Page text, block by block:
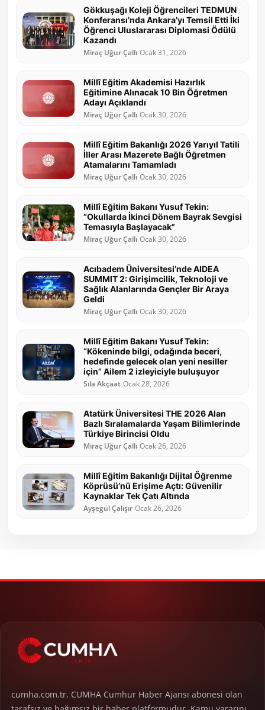
Gökkuşağı Koleji Öğrencileri TEDMUN
Konferansı’nda Ankara’yı Temsil Etti İki
Öğrenci Uluslararası Diplomasi Ödülü
Kazandı
Miraç Uğur Çallı Ocak 31, 2026
Millî Eğitim Akademisi Hazırlık
Eğitimine Alınacak 10 Bin Öğretmen
Adayı Açıklandı
Miraç Uğur Çallı Ocak 30, 2026
Millî Eğitim Bakanlığı 2026 Yarıyıl Tatili
İller Arası Mazerete Bağlı Öğretmen
Atamalarını Tamamladı
Miraç Uğur Çallı Ocak 30, 2026
Millî Eğitim Bakanı Yusuf Tekin:
“Okullarda İkinci Dönem Bayrak Sevgisi
Temasıyla Başlayacak”
Miraç Uğur Çallı Ocak 30, 2026
Acıbadem Üniversitesi’nde AIDEA
SUMMIT 2: Girişimcilik, Teknoloji ve
Sağlık Alanlarında Gençler Bir Araya
Geldi
Miraç Uğur Çallı Ocak 30, 2026
Millî Eğitim Bakanı Yusuf Tekin:
“Kökeninde bilgi, odağında beceri,
hedefinde gelecek olan yeni nesiller
için” Ailem 2 izleyiciyle buluşuyor
Sıla Akçaat Ocak 28, 2026
Atatürk Üniversitesi THE 2026 Alan
Bazlı Sıralamalarda Yaşam Bilimlerinde
Türkiye Birincisi Oldu
Miraç Uğur Çallı Ocak 26, 2026
Millî Eğitim Bakanlığı Dijital Öğrenme
Köprüsü’nü Erişime Açtı: Güvenilir
Kaynaklar Tek Çatı Altında
Ayşegül Çalışır Ocak 26, 2026
cumha.com.tr, CUMHA Cumhur Haber Ajansı abonesi olan